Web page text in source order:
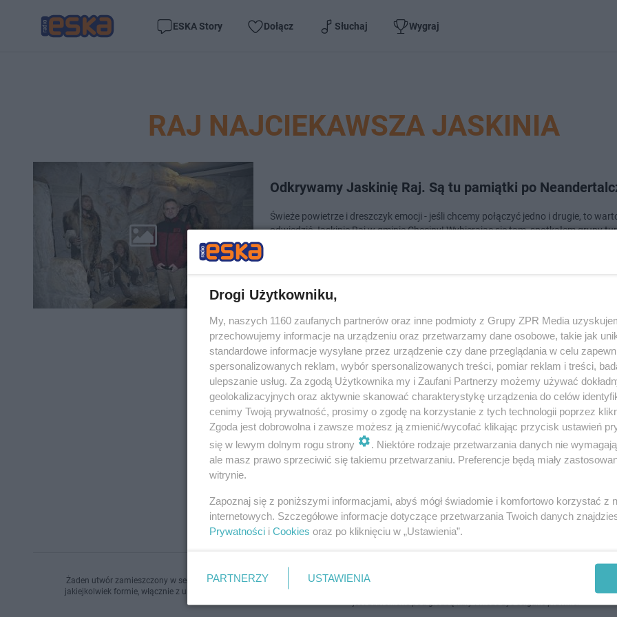
ESKA Story Dołącz Słuchaj Wygraj
RAJ NAJCIEKAWSZA JASKINIA
Odkrywamy Jaskinię Raj. Są tu pamiątki po
Świeże powietrze i dreszczyk emocji - jeśli chcemy połączyć jedno i drugie, to
odwiedzić Jaskinię Raj w gminie Chęciny! Wybierając się tam, spotkałem grupy
Żaden utwór zamieszczony w serwisie nie może być powielany i rozpowszechniany lub dalej rozpowszechniany w jakikolwiek sposób (w tym
jakiejkolwiek formie, włącznie z umieszczaniem w Internecie bez pisemnej zgody właściciela praw. Jakiekolwiek użycie lub wykorzystanie utworów
jest zabronione pod groźbą kary i może być ścigane prawnie.
Drogi Użytkowniku,
My, naszych 1160 zaufanych partnerów oraz inne podmioty z Grupy ZPR Media
przechowujemy informacje na urządzeniu oraz przetwarzamy dane osobowe, takie jak
standardowe informacje wysyłane przez urządzenie czy dane przeglądania w celu
spersonalizowanych reklam, wybór spersonalizowanych treści, pomiar reklam i treści,
ulepszanie usług. Za zgodą Użytkownika my i Zaufani Partnerzy możemy używać
geolokalizacyjnych oraz aktywnie skanować charakterystykę urządzenia do celów
cenimy Twoją prywatność, prosimy o zgodę na korzystanie z tych technologii poprzez
Zgoda jest dobrowolna i zawsze możesz ją zmienić/wycofać klikając przycisk ustawień
się w lewym dolnym rogu strony
. Niektóre rodzaje przetwarzania danych nie
ale masz prawo sprzeciwić się takiemu przetwarzaniu. Preferencje będą miały
witrynie.
Zapoznaj się z poniższymi informacjami, abyś mógł świadomie i komfortowo korzystać z
internetowych. Szczegółowe informacje dotyczące przetwarzania Twoich danych
Prywatności i Cookies oraz po kliknięciu w „Ustawienia”.
PARTNERZY USTAWIENIA